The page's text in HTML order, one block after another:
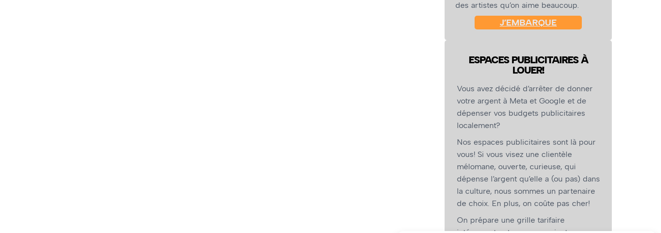
des artistes qu’on aime beaucoup.
J’EMBARQUE
ESPACES PUBLICITAIRES À
LOUER!
Vous avez décidé d’arrêter de donner
votre argent à Meta et Google et de
dépenser vos budgets publicitaires
localement?
Nos espaces publicitaires sont là pour
vous! Si vous visez une clientèle
mélomane, ouverte, curieuse, qui
dépense l’argent qu’elle a (ou pas) dans
la culture, nous sommes un partenaire
de choix. En plus, on coûte pas cher!
On prépare une grille tarifaire